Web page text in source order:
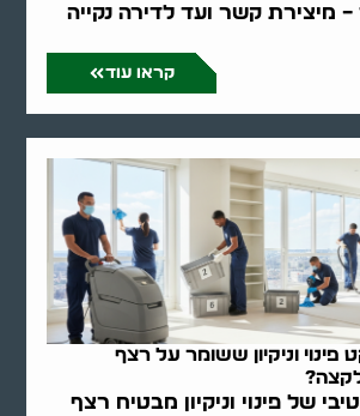
מיצירת קשר ועד לדירה נקייה
קראו עוד
פינוי וניקיון ששומר על רצף
של פינוי וניקיון מבטיח רצף